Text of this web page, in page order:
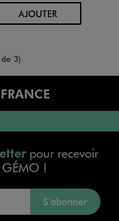
AJOUTERAU PANIER
3)
pour recevoir
GÉMO !
S’abonner